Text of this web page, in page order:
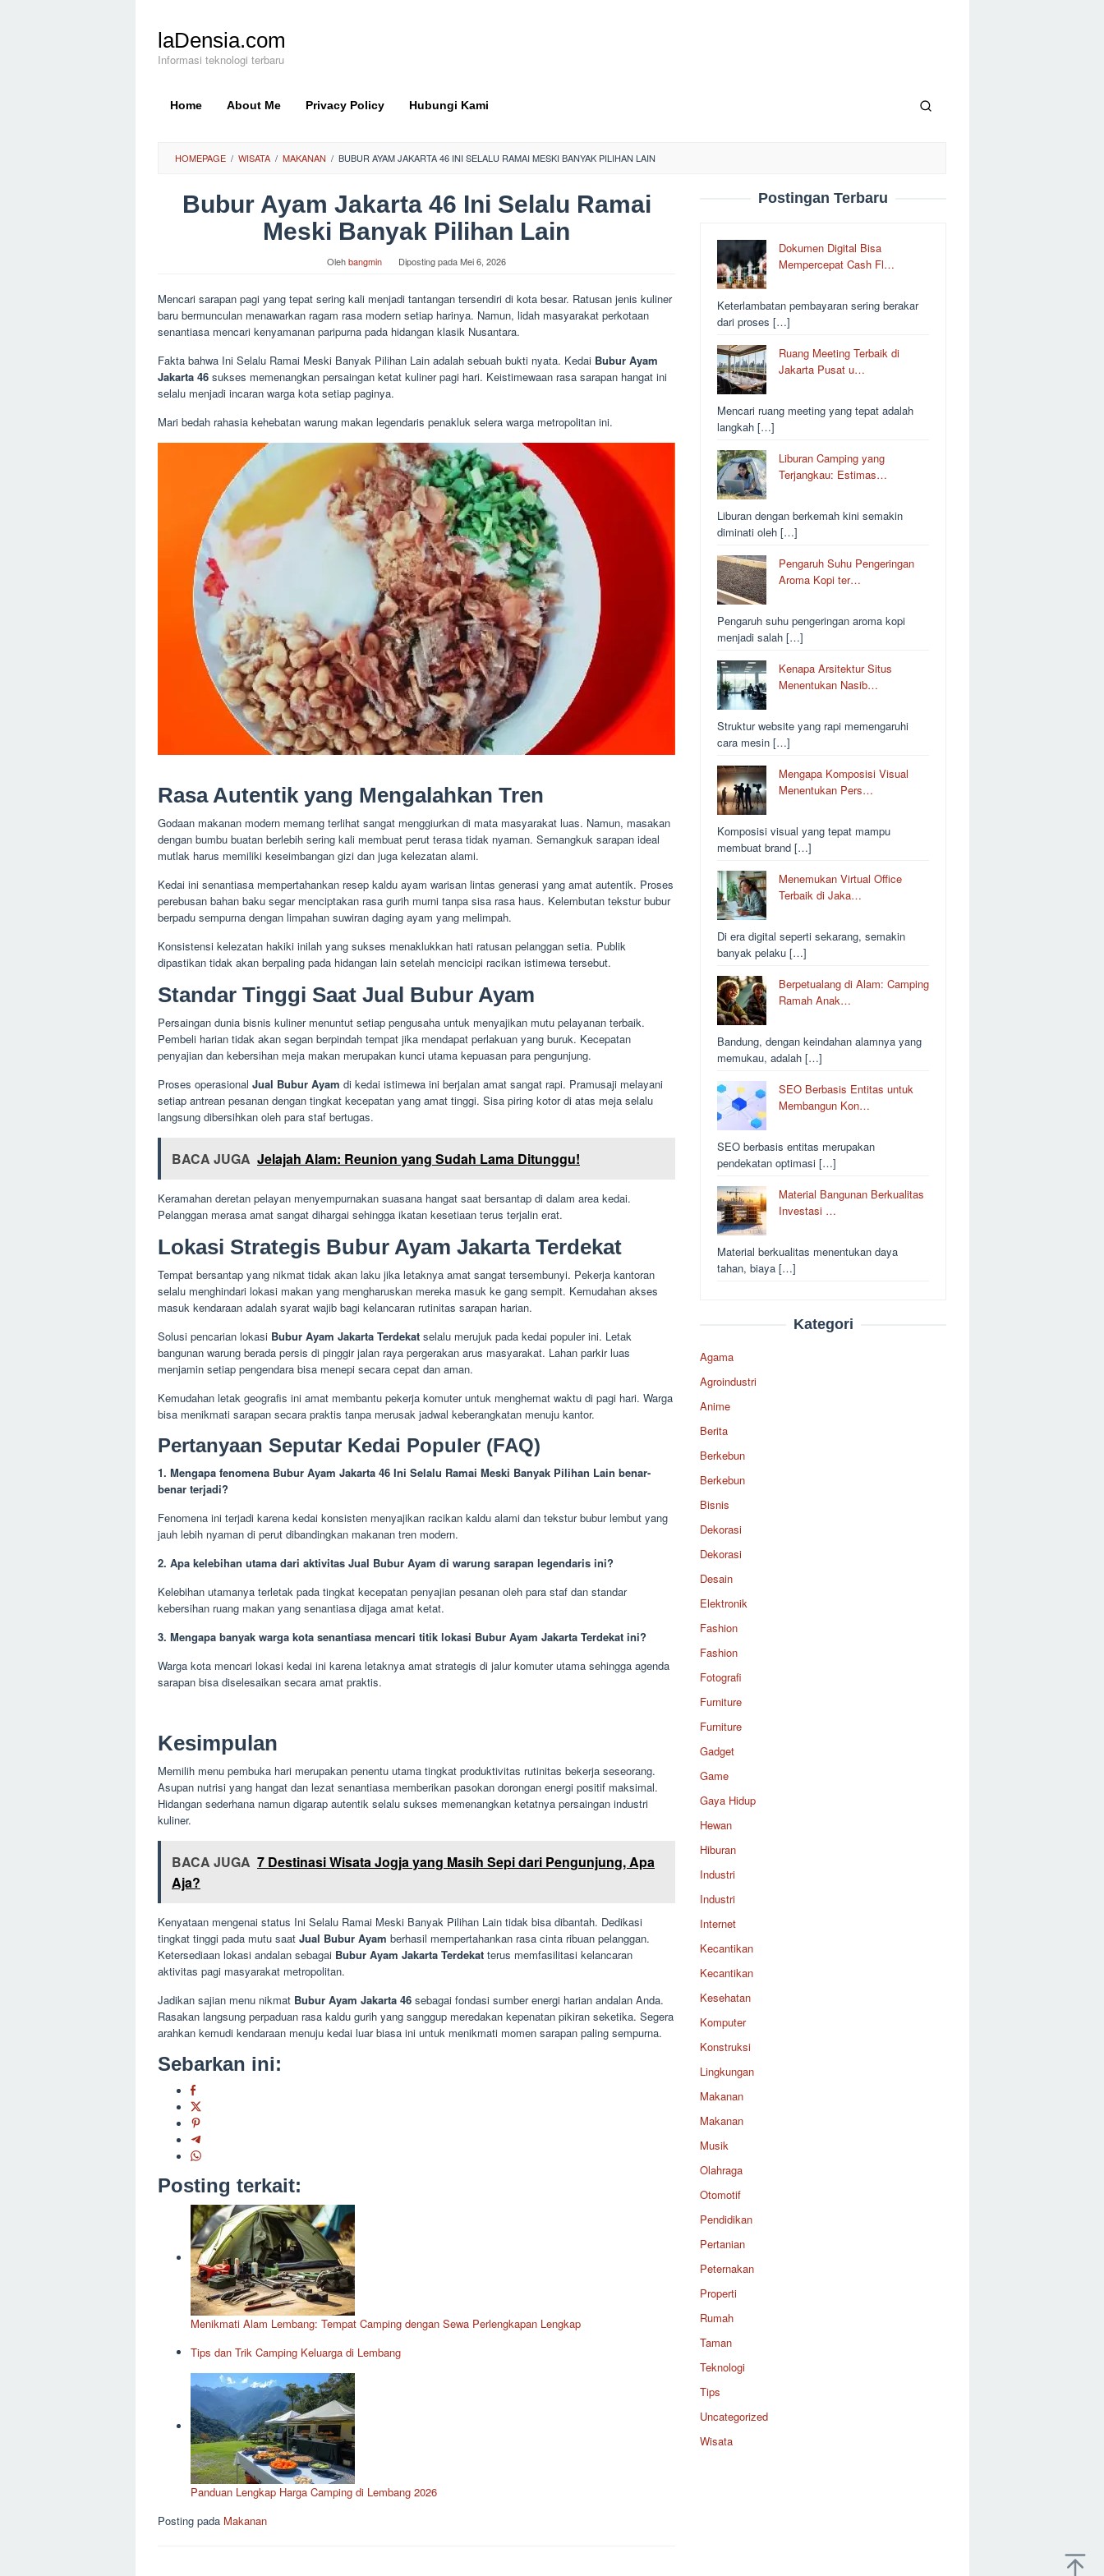
kontenlaDensia.com
Informasi teknologi terbaru
Home About Me Privacy Policy Hubungi Kami
HOMEPAGE / WISATA / MAKANAN / BUBUR AYAM JAKARTA 46 INI SELALU RAMAI MESKI BANYAK PILIHAN LAIN
Bubur Ayam Jakarta 46 Ini Selalu Ramai
Meski Banyak Pilihan Lain
Olehbangmin Diposting padaMei 6, 2026
Mencari sarapan pagi yang tepat sering kali menjadi tantangan tersendiri di kota besar. Ratusan jenis kuliner
baru bermunculan menawarkan ragam rasa modern setiap harinya. Namun, lidah masyarakat perkotaan
senantiasa mencari kenyamanan paripurna pada hidangan klasik Nusantara.
Fakta bahwa Ini Selalu Ramai Meski Banyak Pilihan Lain adalah sebuah bukti nyata. Kedai Bubur Ayam
Jakarta 46 sukses memenangkan persaingan ketat kuliner pagi hari. Keistimewaan rasa sarapan hangat ini
selalu menjadi incaran warga kota setiap paginya.
Mari bedah rahasia kehebatan warung makan legendaris penakluk selera warga metropolitan ini.
Rasa Autentik yang Mengalahkan Tren
Godaan makanan modern memang terlihat sangat menggiurkan di mata masyarakat luas. Namun, masakan
dengan bumbu buatan berlebih sering kali membuat perut terasa tidak nyaman. Semangkuk sarapan ideal
mutlak harus memiliki keseimbangan gizi dan juga kelezatan alami.
Kedai ini senantiasa mempertahankan resep kaldu ayam warisan lintas generasi yang amat autentik. Proses
perebusan bahan baku segar menciptakan rasa gurih murni tanpa sisa rasa haus. Kelembutan tekstur bubur
berpadu sempurna dengan limpahan suwiran daging ayam yang melimpah.
Konsistensi kelezatan hakiki inilah yang sukses menaklukkan hati ratusan pelanggan setia. Publik
dipastikan tidak akan berpaling pada hidangan lain setelah mencicipi racikan istimewa tersebut.
Standar Tinggi Saat Jual Bubur Ayam
Persaingan dunia bisnis kuliner menuntut setiap pengusaha untuk menyajikan mutu pelayanan terbaik.
Pembeli harian tidak akan segan berpindah tempat jika mendapat perlakuan yang buruk. Kecepatan
penyajian dan kebersihan meja makan merupakan kunci utama kepuasan para pengunjung.
Proses operasional Jual Bubur Ayam di kedai istimewa ini berjalan amat sangat rapi. Pramusaji melayani
setiap antrean pesanan dengan tingkat kecepatan yang amat tinggi. Sisa piring kotor di atas meja selalu
langsung dibersihkan oleh para staf bertugas.
BACA JUGA Jelajah Alam: Reunion yang Sudah Lama Ditunggu!
Keramahan deretan pelayan menyempurnakan suasana hangat saat bersantap di dalam area kedai.
Pelanggan merasa amat sangat dihargai sehingga ikatan kesetiaan terus terjalin erat.
Lokasi Strategis Bubur Ayam Jakarta Terdekat
Tempat bersantap yang nikmat tidak akan laku jika letaknya amat sangat tersembunyi. Pekerja kantoran
selalu menghindari lokasi makan yang mengharuskan mereka masuk ke gang sempit. Kemudahan akses
masuk kendaraan adalah syarat wajib bagi kelancaran rutinitas sarapan harian.
Solusi pencarian lokasi Bubur Ayam Jakarta Terdekat selalu merujuk pada kedai populer ini. Letak
bangunan warung berada persis di pinggir jalan raya pergerakan arus masyarakat. Lahan parkir luas
menjamin setiap pengendara bisa menepi secara cepat dan aman.
Kemudahan letak geografis ini amat membantu pekerja komuter untuk menghemat waktu di pagi hari. Warga
bisa menikmati sarapan secara praktis tanpa merusak jadwal keberangkatan menuju kantor.
Pertanyaan Seputar Kedai Populer (FAQ)
1. Mengapa fenomena Bubur Ayam Jakarta 46 Ini Selalu Ramai Meski Banyak Pilihan Lain benar-
benar terjadi?
Fenomena ini terjadi karena kedai konsisten menyajikan racikan kaldu alami dan tekstur bubur lembut yang
jauh lebih nyaman di perut dibandingkan makanan tren modern.
2. Apa kelebihan utama dari aktivitas Jual Bubur Ayam di warung sarapan legendaris ini?
Kelebihan utamanya terletak pada tingkat kecepatan penyajian pesanan oleh para staf dan standar
kebersihan ruang makan yang senantiasa dijaga amat ketat.
3. Mengapa banyak warga kota senantiasa mencari titik lokasi Bubur Ayam Jakarta Terdekat ini?
Warga kota mencari lokasi kedai ini karena letaknya amat strategis di jalur komuter utama sehingga agenda
sarapan bisa diselesaikan secara amat praktis.
Kesimpulan
Memilih menu pembuka hari merupakan penentu utama tingkat produktivitas rutinitas bekerja seseorang.
Asupan nutrisi yang hangat dan lezat senantiasa memberikan pasokan dorongan energi positif maksimal.
Hidangan sederhana namun digarap autentik selalu sukses memenangkan ketatnya persaingan industri
kuliner.
BACA JUGA 7 Destinasi Wisata Jogja yang Masih Sepi dari Pengunjung, Apa
Aja?
Kenyataan mengenai status Ini Selalu Ramai Meski Banyak Pilihan Lain tidak bisa dibantah. Dedikasi
tingkat tinggi pada mutu saat Jual Bubur Ayam berhasil mempertahankan rasa cinta ribuan pelanggan.
Ketersediaan lokasi andalan sebagai Bubur Ayam Jakarta Terdekat terus memfasilitasi kelancaran
aktivitas pagi masyarakat metropolitan.
Jadikan sajian menu nikmat Bubur Ayam Jakarta 46 sebagai fondasi sumber energi harian andalan Anda.
Rasakan langsung perpaduan rasa kaldu gurih yang sanggup meredakan kepenatan pikiran seketika. Segera
arahkan kemudi kendaraan menuju kedai luar biasa ini untuk menikmati momen sarapan paling sempurna.
Sebarkan ini:
Posting terkait:
Menikmati Alam Lembang: Tempat Camping dengan Sewa Perlengkapan Lengkap
Tips dan Trik Camping Keluarga di Lembang
Panduan Lengkap Harga Camping di Lembang 2026
Posting pada Makanan
Postingan Terbaru
Dokumen Digital Bisa
Mempercepat Cash Fl…
Keterlambatan pembayaran sering berakar
dari proses […]
Ruang Meeting Terbaik di
Jakarta Pusat u…
Mencari ruang meeting yang tepat adalah
langkah […]
Liburan Camping yang
Terjangkau: Estimas…
Liburan dengan berkemah kini semakin
diminati oleh […]
Pengaruh Suhu Pengeringan
Aroma Kopi ter…
Pengaruh suhu pengeringan aroma kopi
menjadi salah […]
Kenapa Arsitektur Situs
Menentukan Nasib…
Struktur website yang rapi memengaruhi
cara mesin […]
Mengapa Komposisi Visual
Menentukan Pers…
Komposisi visual yang tepat mampu
membuat brand […]
Menemukan Virtual Office
Terbaik di Jaka…
Di era digital seperti sekarang, semakin
banyak pelaku […]
Berpetualang di Alam: Camping
Ramah Anak…
Bandung, dengan keindahan alamnya yang
memukau, adalah […]
SEO Berbasis Entitas untuk
Membangun Kon…
SEO berbasis entitas merupakan
pendekatan optimasi […]
Material Bangunan Berkualitas
Investasi …
Material berkualitas menentukan daya
tahan, biaya […]
Kategori
Agama
Agroindustri
Anime
Berita
Berkebun
Berkebun
Bisnis
Dekorasi
Dekorasi
Desain
Elektronik
Fashion
Fashion
Fotografi
Furniture
Furniture
Gadget
Game
Gaya Hidup
Hewan
Hiburan
Industri
Industri
Internet
Kecantikan
Kecantikan
Kesehatan
Komputer
Konstruksi
Lingkungan
Makanan
Makanan
Musik
Olahraga
Otomotif
Pendidikan
Pertanian
Peternakan
Properti
Rumah
Taman
Teknologi
Tips
Uncategorized
Wisata